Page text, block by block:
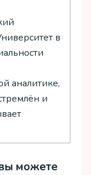
в
аналитике,
и
можете